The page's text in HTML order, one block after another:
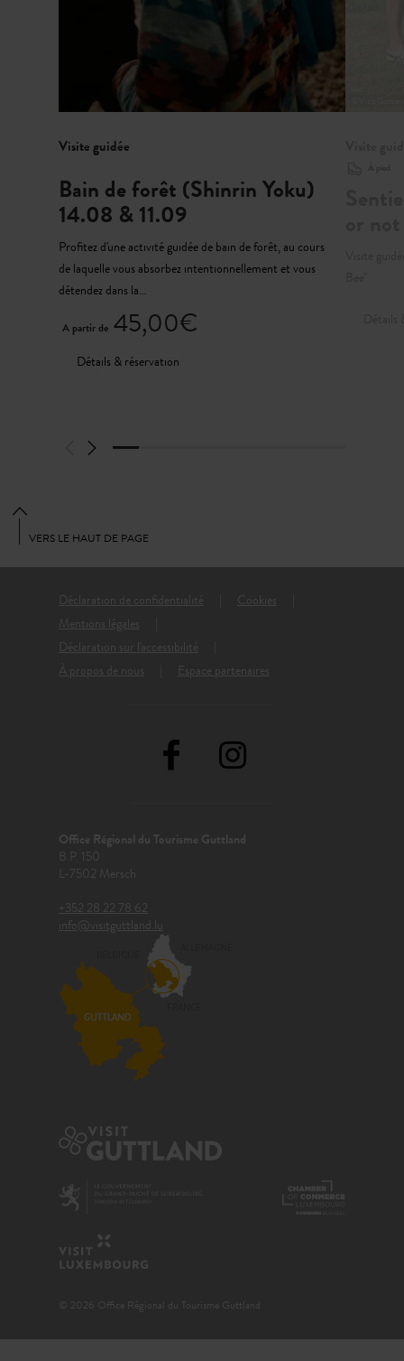
Visite guidée
Bain de forêt (Shinrin Yoku)
14.08 & 11.09
Profitez d'une activité guidée de bain de forêt, au cours
de laquelle vous absorbez intentionnellement et vous
détendez dans la…
Détails & réservation
A partir de 45,00€
Déclaration de confidentialité
Cookies
Mentions légales
Déclaration sur l'accessibilité
À propos de nous
Espace partenaires
Office Régional du Tourisme Guttland
B.P. 150
L-7502 Mersch
+352 28 22 78 62
info@visitguttland.lu
© 2026 Office Régional du Tourisme Guttland
VERS LE HAUT DE PAGE